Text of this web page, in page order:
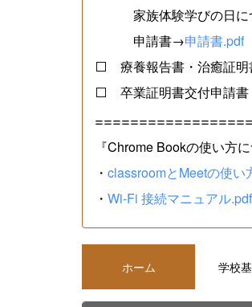
家族体験学びの日に
申請書→申請書.pdf
⬜ 療養報告書・治癒証
⬜ 卒業証明書交付申請
『Chrome Bookの使い方
・ classroomとMeetの使い
・ Wi-Fi 接続マニュアル.pdf
ホーム 学校